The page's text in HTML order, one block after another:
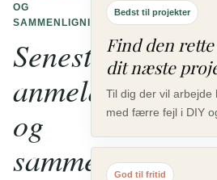
OG
SAMMENLIGNINGER
Seneste
anmeldelser
og
Bedst til projekter
Find den
dit næste
Til dig der vil
med færre fejl i DIY
God til fritid